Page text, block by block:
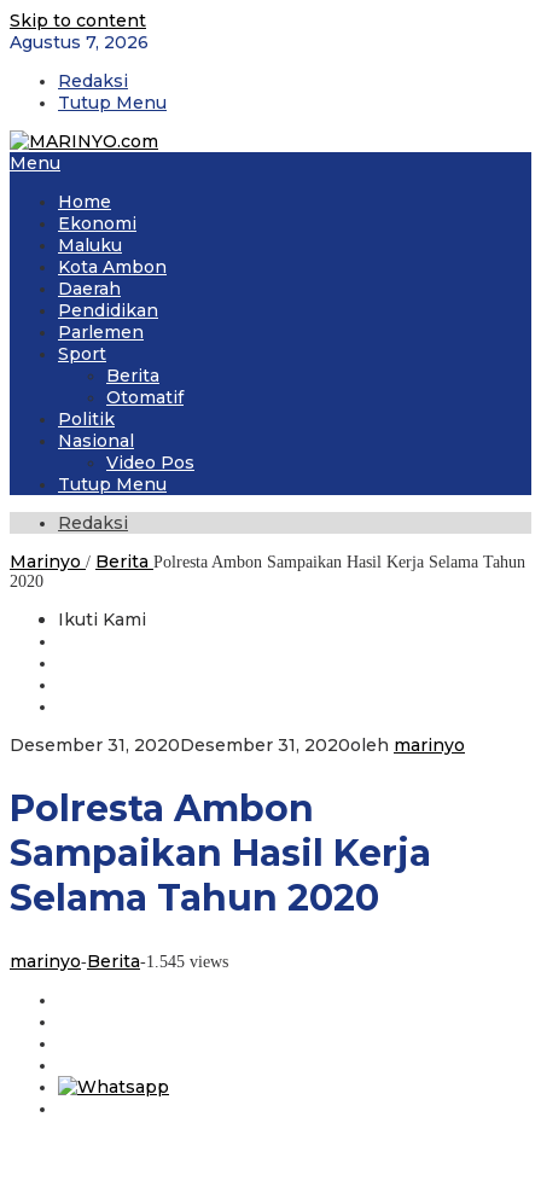
Skip to content
Agustus 7, 2026
Redaksi
Tutup Menu
Menu
Home
Ekonomi
Maluku
Kota Ambon
Daerah
Pendidikan
Parlemen
Sport
Berita
Otomatif
Politik
Nasional
Video Pos
Tutup Menu
Redaksi
Marinyo / Berita Polresta Ambon Sampaikan Hasil Kerja Selama Tahun
2020
Ikuti Kami
Desember 31, 2020Desember 31, 2020oleh marinyo
Polresta Ambon
Sampaikan Hasil Kerja
Selama Tahun 2020
marinyo-Berita-1.545 views